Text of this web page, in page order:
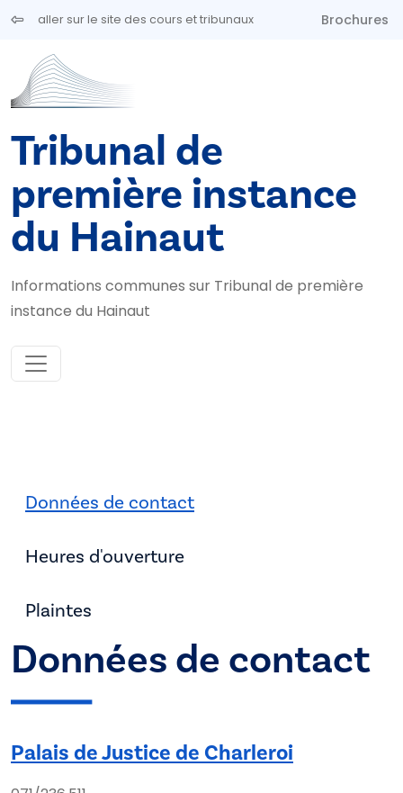
Aller au contenu principal
aller sur le site des cours et tribunaux Brochures
Tribunal de
première instance
du Hainaut
Informations communes sur Tribunal de première
instance du Hainaut
Données de contact
Heures d'ouverture
Plaintes
Données de contact
Palais de Justice de Charleroi